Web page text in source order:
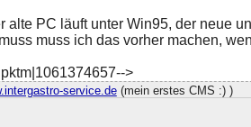
alte PC läuft unter Win95, der neue
muss ich das vorher machen,
>
service.de(mein erstes CMS :) )